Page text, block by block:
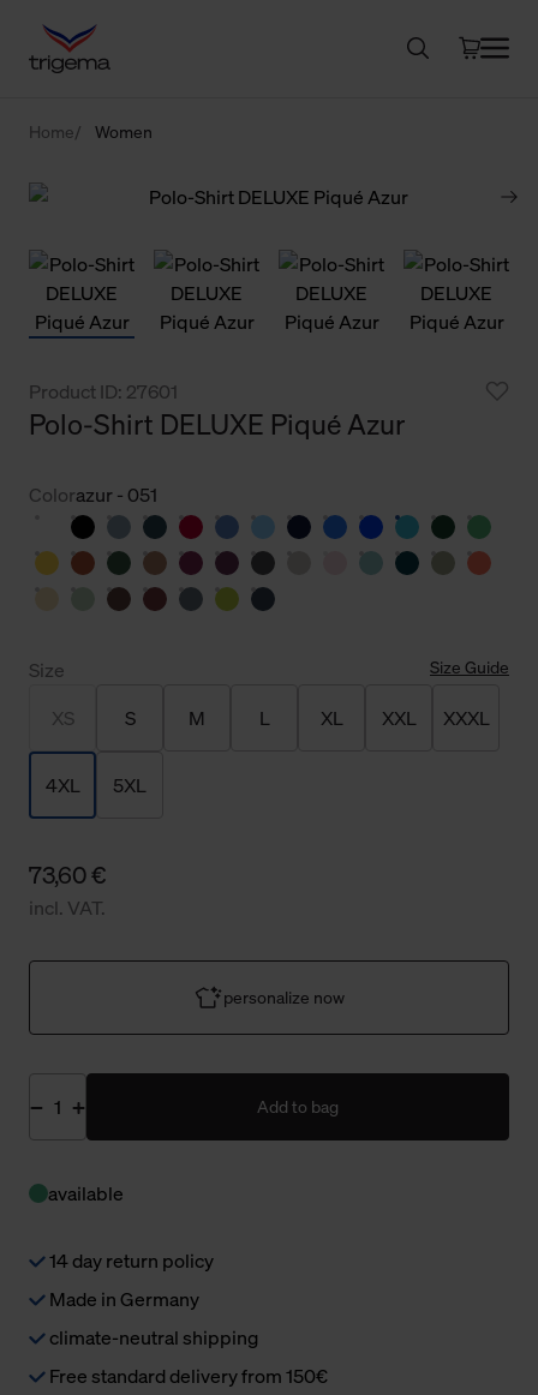
Home Women
Product ID: 27601
Polo-Shirt DELUXE Piqué Azur
Colorazur - 051
Size Size Guide
XS S M L XL XXL XXXL
4XL 5XL
73,60 €
incl. VAT.
personalize now
Add to bag
available
14 day return policy
Made in Germany
climate-neutral shipping
Free standard delivery from 150€